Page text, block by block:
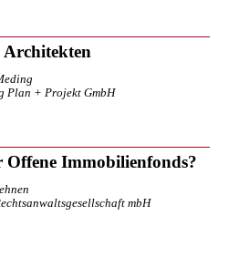
Plan + Projekt GmbH
Immobilienfonds?
mbH